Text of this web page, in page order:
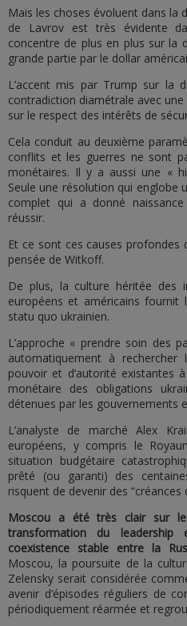
Mais les choses évoluent dans la
de Lavrov est très évidente
concentre de plus en plus sur la
grande partie par le dollar
L’accent mis par Trump sur la
contradiction diamétrale avec
sur le respect des intérêts de
Cela conduit au deuxième
conflits et les guerres ne sont
monétaires. Il y a aussi une «
Seule une résolution qui englobe
complet qui a donné
réussir.
Et ce sont ces causes
pensée de Witkoff.
De plus, la culture héritée des
européens et américains fournit
statu quo ukrainien.
L’approche « prendre soin des
automatiquement à
pouvoir et d’autorité existantes
monétaire des obligations
détenues par les gouvernements
L’analyste de marché Alex
européens, y compris le
situation budgétaire
prêté (ou garanti) des
risquent de devenir des “créances
Moscou a été très clair sur
transformation du
coexistence stable entre la
Moscou, la poursuite de la
Zelensky serait considérée
avenir d’épisodes réguliers de
périodiquement réarmée et